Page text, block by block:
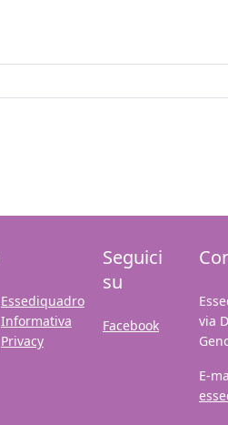
Essediquadro
Informativa
Privacy
Seguici
su
Facebook
via
E-